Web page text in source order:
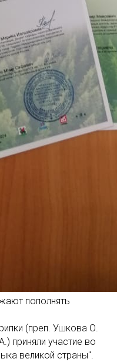
пополнять
(преп. Ушкова О.
приняли участие во
великой страны".